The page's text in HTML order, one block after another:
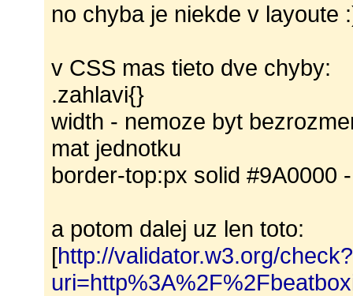
no chyba je niekde v layoute
v CSS mas tieto dve chyby:
.zahlavi{}
width - nemoze byt
mat jednotku
border-top:px solid #9A0000
a potom dalej uz len toto:
[http://validator.w3.org/check?